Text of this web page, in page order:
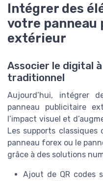
Intégrer des
votre
extérieur
Associer le digital à
traditionnel
Aujourd’hui, intégrer
panneau publicitaire
l’impact visuel et
Les supports classiques
panneau forex ou le
grâce à des solutions
Ajout de QR codes